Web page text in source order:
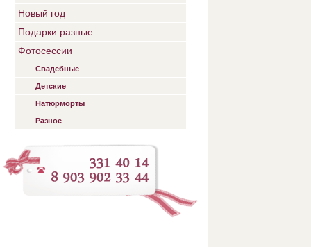
Новый год
Подарки разные
Фотосессии
Свадебные
Детские
Натюрморты
Разное